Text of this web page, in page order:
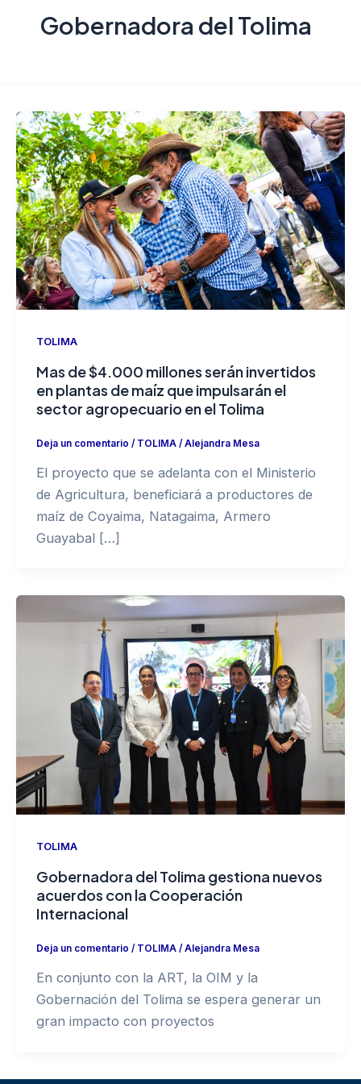
Gobernadora del Tolima
TOLIMA
Mas de $4.000 millones serán invertidos
en plantas de maíz que impulsarán el
sector agropecuario en el Tolima
Deja un comentario / TOLIMA/Alejandra Mesa
El proyecto que se adelanta con el Ministerio
de Agricultura, beneficiará a productores de
maíz de Coyaima, Natagaima, Armero
Guayabal […]
TOLIMA
Gobernadora del Tolima gestiona nuevos
acuerdos con la Cooperación
Internacional
Deja un comentario / TOLIMA/Alejandra Mesa
En conjunto con la ART, la OIM y la
Gobernación del Tolima se espera generar un
gran impacto con proyectos